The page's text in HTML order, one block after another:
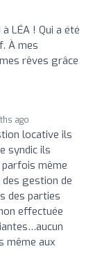
LÉA ! Qui a été
À mes
rêves grâce
ago
locative ils
syndic ils
même
gestion de
des parties
effectuée
même aux